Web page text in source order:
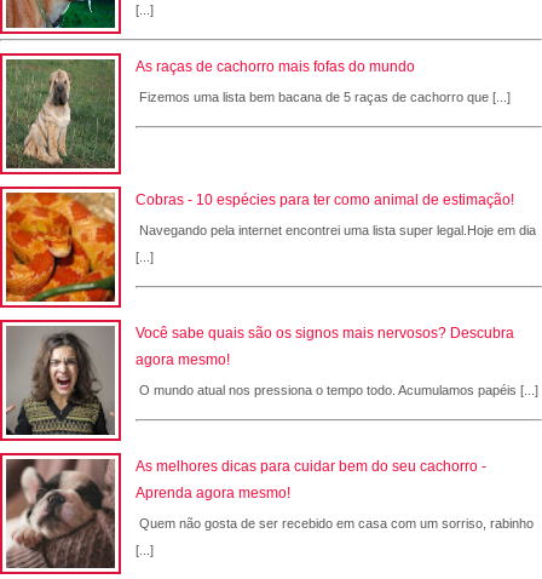
[...]
As raças de cachorro mais fofas do mundo
Fizemos uma lista bem bacana de 5 raças de cachorro que [...]
Cobras - 10 espécies para ter como animal de estimação!
Navegando pela internet encontrei uma lista super legal.Hoje em dia
[...]
Você sabe quais são os signos mais nervosos? Descubra
agora mesmo!
O mundo atual nos pressiona o tempo todo. Acumulamos papéis [...]
As melhores dicas para cuidar bem do seu cachorro -
Aprenda agora mesmo!
Quem não gosta de ser recebido em casa com um sorriso, rabinho
[...]